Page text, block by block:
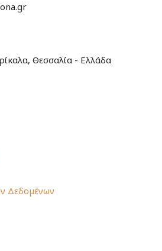
Θεσσαλία - Ελλάδα
Δεδομένων